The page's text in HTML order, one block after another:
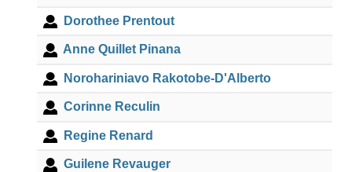
Dorothee Prentout
Anne Quillet Pinana
Norohariniavo Rakotobe-D'Alberto
Corinne Reculin
Regine Renard
Guilene Revauger